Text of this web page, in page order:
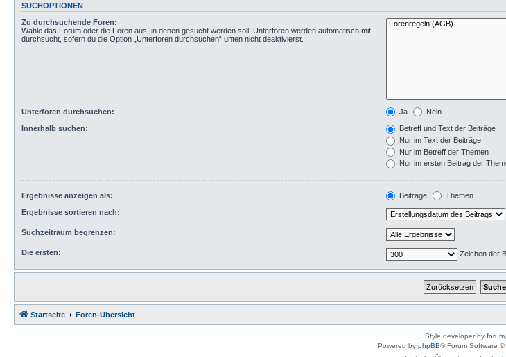
SUCHOPTIONEN
Zu durchsuchende Foren:
Wähle das Forum oder die Foren aus, in denen gesucht werden soll. Unterforen werden automatisch mit
durchsucht, sofern du die Option „Unterforen durchsuchen“ unten nicht deaktivierst.
Unterforen durchsuchen: Ja Nein
Innerhalb suchen:
Betreff und Text der Beiträge
Nur im Text der Beiträge
Nur im Betreff der Themen
Nur im ersten Beitrag der
Ergebnisse anzeigen als: Beiträge Themen
Ergebnisse sortieren nach:
Suchzeitraum begrenzen:
Die ersten: Zeichen der
Startseite Foren-Übersicht
Style developer by forum,
Powered by phpBB® Forum Software ©